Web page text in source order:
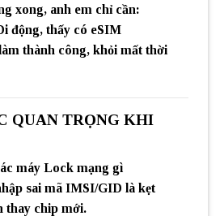
xong, anh em chỉ cần:
động, thấy có eSIM
thành công, khỏi mất thời
QUAN TRỌNG KHI
máy Lock mạng gì
sai mã IMSI/GID là kẹt
thay chip mới.